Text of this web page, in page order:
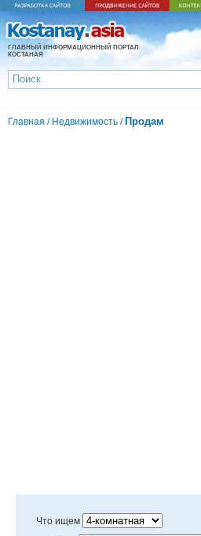
ГЛАВНЫЙ ИНФОРМАЦИОННЫЙ ПОРТАЛ
КОСТАНАЯ
Главная / Недвижимость / Продам
Что ищем